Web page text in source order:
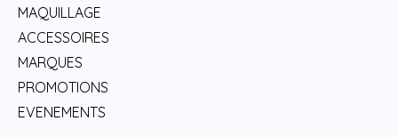
MAQUILLAGE
ACCESSOIRES
MARQUES
PROMOTIONS
EVENEMENTS